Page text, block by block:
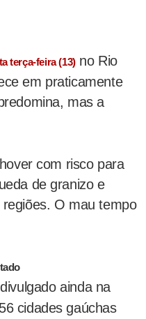
terça-feira (13)no Rio
em praticamente
mas a
com risco para
de granizo e
O mau tempo
ainda na
cidades gaúchas